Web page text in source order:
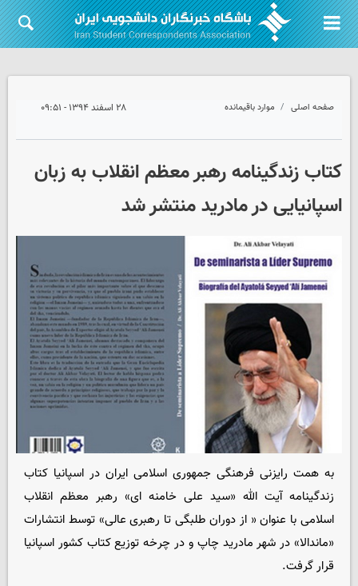
صفحه اصلی موارد باقیمانده ۲۸ اسفند ۱۳۹۴ - ۰۹:۵۱
کتاب زندگینامه رهبر معظم انقلاب به زبان
اسپانیایی در مادرید منتشر شد
به همت رایزنی فرهنگی جمهوری اسلامی ایران در اسپانیا کتاب
زندگینامه آیت الله «سید علی خامنه ای» رهبر معظم انقلاب
اسلامی با عنوان « از دوران طلبگی تا رهبری عالی» توسط انتشارات
«ماندالا» در شهر مادرید چاپ و در چرخه توزیع کتاب کشور اسپانیا
قرار گرفت.